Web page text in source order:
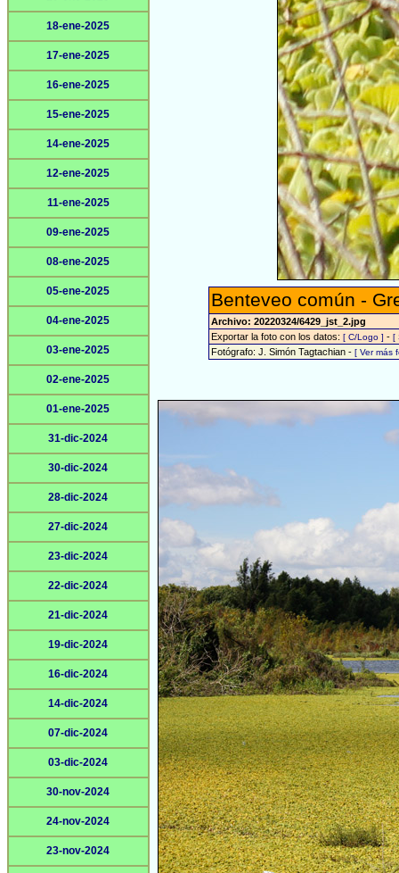
18-ene-2025
17-ene-2025
16-ene-2025
15-ene-2025
14-ene-2025
12-ene-2025
11-ene-2025
09-ene-2025
08-ene-2025
05-ene-2025
04-ene-2025
03-ene-2025
02-ene-2025
01-ene-2025
31-dic-2024
30-dic-2024
28-dic-2024
27-dic-2024
23-dic-2024
22-dic-2024
21-dic-2024
19-dic-2024
16-dic-2024
14-dic-2024
07-dic-2024
03-dic-2024
30-nov-2024
24-nov-2024
23-nov-2024
Benteveo común -
Archivo: 20220324/6429_jst_2.jpg
Exportar la foto con los datos: [ C/Logo ] - [
Fotógrafo: J. Simón Tagtachian - [ Ver más